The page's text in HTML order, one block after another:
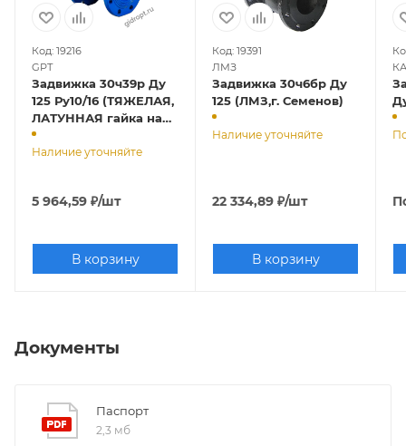
Код: 19216
GPT
Задвижка 30ч39р Ду
125 Ру10/16 (ТЯЖЕЛАЯ,
ЛАТУННАЯ гайка на
клине)
Наличие уточняйте
5 964,59 ₽/шт
В корзину
Код: 19391
ЛМЗ
Задвижка 30ч6бр Ду
125 (ЛМЗ,г. Семенов)
Наличие уточняйте
22 334,89 ₽/шт
В корзину
Документы
Паспорт
2,3 мб